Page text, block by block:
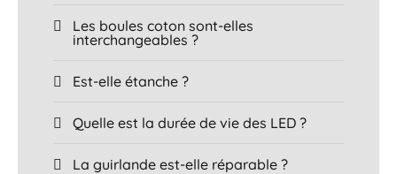
Les boules coton sont-elles
interchangeables ?
Est-elle étanche ?
Quelle est la durée de vie des LED ?
La guirlande est-elle réparable ?